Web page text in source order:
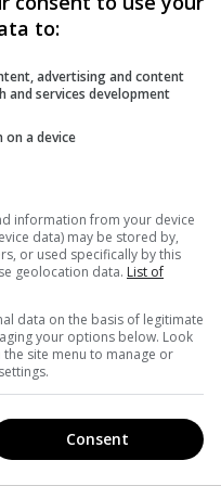
кредиторов и жертв
Weinstein Co. – В
Анджелину Джоли,
Co. Вайнштейн
принесло «много
на премию «Оскар».
пациент» (1996),
(2014). Кроме того,
чтиво» (1994) и
to:
advertising and content
and services development
a device
information from your device
data) may be stored by,
or used specifically by this
geolocation data. List of
data on the basis of legitimate
your options below. Look
site menu to manage or
Consent